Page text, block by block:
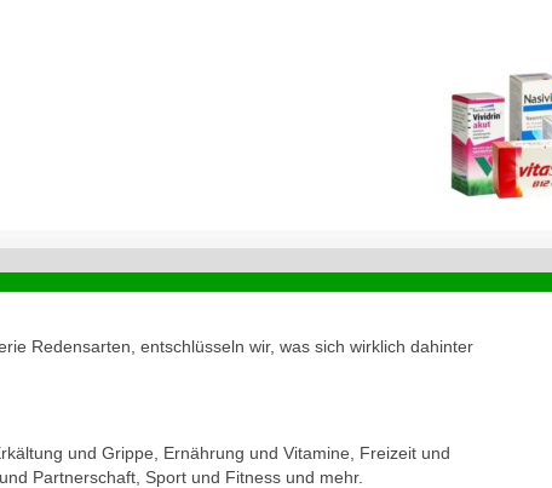
Redensarten, entschlüsseln wir, was sich wirklich dahinter
und Grippe, Ernährung und Vitamine, Freizeit und
Partnerschaft, Sport und Fitness und mehr.